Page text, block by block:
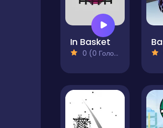
In Basket
0 (0 Голосів)